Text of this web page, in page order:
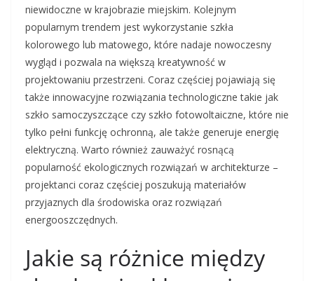
niewidoczne w krajobrazie miejskim. Kolejnym
popularnym trendem jest wykorzystanie szkła
kolorowego lub matowego, które nadaje nowoczesny
wygląd i pozwala na większą kreatywność w
projektowaniu przestrzeni. Coraz częściej pojawiają się
także innowacyjne rozwiązania technologiczne takie jak
szkło samoczyszczące czy szkło fotowoltaiczne, które nie
tylko pełni funkcję ochronną, ale także generuje energię
elektryczną. Warto również zauważyć rosnącą
popularność ekologicznych rozwiązań w architekturze –
projektanci coraz częściej poszukują materiałów
przyjaznych dla środowiska oraz rozwiązań
energooszczędnych.
Jakie są różnice między